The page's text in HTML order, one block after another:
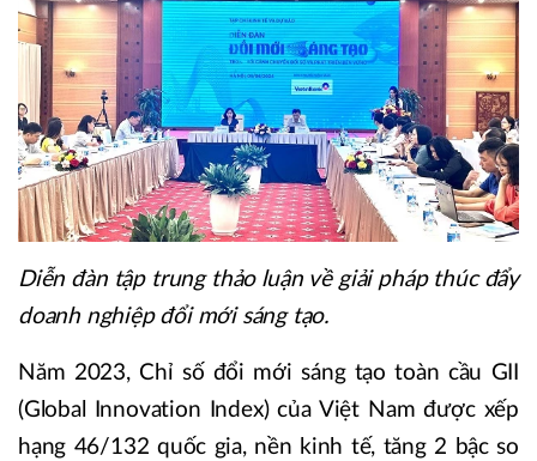
Diễn đàn tập trung thảo luận về giải pháp thúc đẩy
doanh nghiệp đổi mới sáng tạo.
Năm 2023, Chỉ số đổi mới sáng tạo toàn cầu GII
(Global Innovation Index) của Việt Nam được xếp
hạng 46/132 quốc gia, nền kinh tế, tăng 2 bậc so